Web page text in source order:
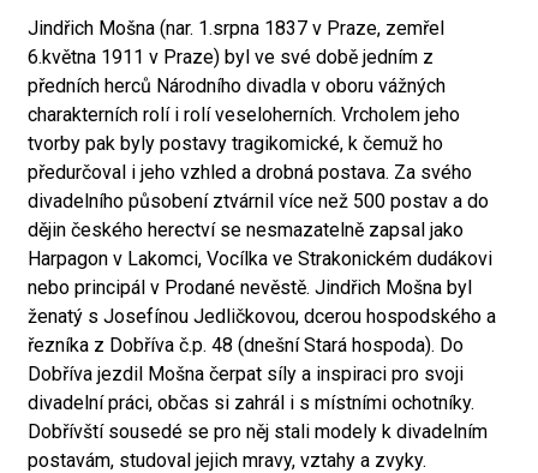
Jindřich Mošna (nar. 1.srpna 1837 v Praze, zemřel
6.května 1911 v Praze) byl ve své době jedním z
předních herců Národního divadla v oboru vážných
charakterních rolí i rolí veseloherních. Vrcholem jeho
tvorby pak byly postavy tragikomické, k čemuž ho
předurčoval i jeho vzhled a drobná postava. Za svého
divadelního působení ztvárnil více než 500 postav a do
dějin českého herectví se nesmazatelně zapsal jako
Harpagon v Lakomci, Vocílka ve Strakonickém dudákovi
nebo principál v Prodané nevěstě. Jindřich Mošna byl
ženatý s Josefínou Jedličkovou, dcerou hospodského a
řezníka z Dobříva č.p. 48 (dnešní Stará hospoda). Do
Dobříva jezdil Mošna čerpat síly a inspiraci pro svoji
divadelní práci, občas si zahrál i s místními ochotníky.
Dobřívští sousedé se pro něj stali modely k divadelním
postavám, studoval jejich mravy, vztahy a zvyky.